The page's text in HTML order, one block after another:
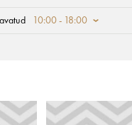
10:00 - 18:00